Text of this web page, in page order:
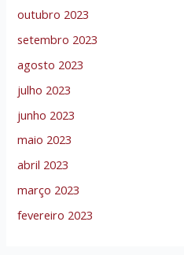
outubro 2023
setembro 2023
agosto 2023
julho 2023
junho 2023
maio 2023
abril 2023
março 2023
fevereiro 2023